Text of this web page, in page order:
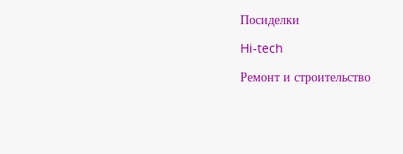
Посиделки
Hi-tech
Ремонт и строительство